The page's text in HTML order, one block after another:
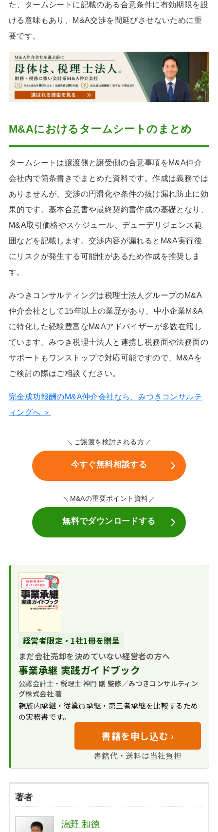
た、タームシートに記載のある合意条件に有効期限を設
ける意味もあり、M&A交渉を間延びさせないために重
要です。
M&Aにおけるタームシートのまとめ
タームシートは譲渡側と譲受側の合意事項をM&A仲介
会社内で箇条書きでまとめた資料です。作成は義務では
ありませんが、交渉の円滑化や条件の抜け漏れ防止に効
果的です。基本合意書や最終契約書作成の基礎となり、
M&A取引価格やスケジュール、デューデリジェンス範
囲などを記載します。交渉内容が漏れるとM&A実行後
にリスクが発生する可能性があるため作成を推奨しま
す。
みつきコンサルティングは税理士法人グループのM&A
仲介会社として15年以上の業歴があり、中小企業M&A
に特化した経験豊富なM&Aアドバイザーが多数在籍し
ています。みつき税理士法人と連携し税務面や法務面の
サポートもワンストップで対応可能ですので、M&Aを
ご検討の際はご相談ください。
完全成功報酬のM&A仲介会社なら、みつきコンサルテ
ィングへ ＞
ご譲渡を検討される方
今すぐ無料相談する
M&Aの重要ポイント資料
無料でダウンロードする
経営者限定・1社1冊を贈呈
まだ会社売却を決めていない経営者の方へ
事業承継 実践ガイドブック
公認会計士・税理士 神門 剛 監修／みつきコンサルティン
グ株式会社 著
親族内承継・従業員承継・第三者承継を比較するため
の実務書です。
書籍を申し込む ›
書籍代・送料は当社負担
著者
潟野 和徳